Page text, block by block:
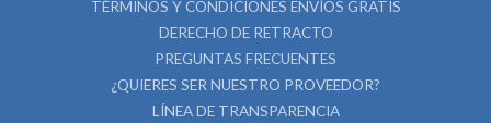
TÉRMINOS Y CONDICIONES ENVÍOS GRATIS
DERECHO DE RETRACTO
PREGUNTAS FRECUENTES
¿QUIERES SER NUESTRO PROVEEDOR?
LÍNEA DE TRANSPARENCIA